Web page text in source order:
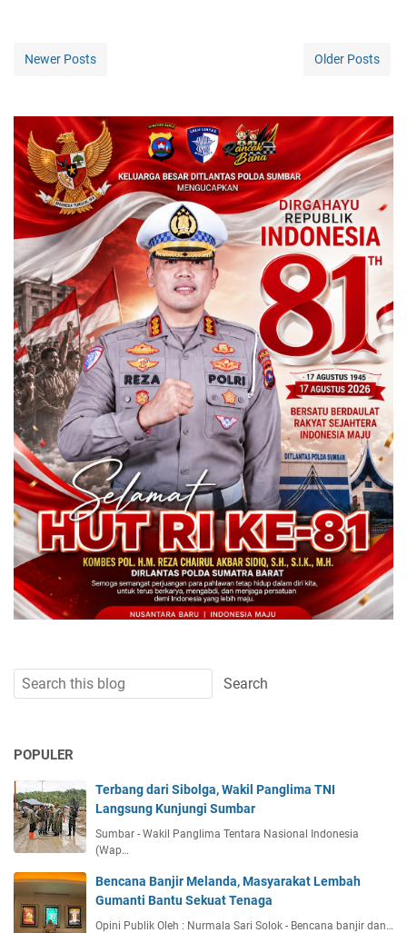
Newer Posts Older Posts
POPULER
Terbang dari Sibolga, Wakil Panglima TNI
Langsung Kunjungi Sumbar
Sumbar - Wakil Panglima Tentara Nasional Indonesia
(Wap…
Bencana Banjir Melanda, Masyarakat Lembah
Gumanti Bantu Sekuat Tenaga
Opini Publik Oleh : Nurmala Sari Solok - Bencana banjir dan…